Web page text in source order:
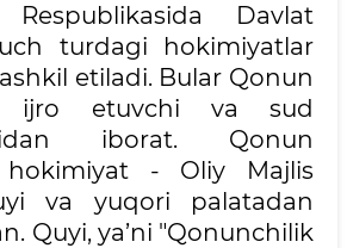
Respublikasida Davlat
turdagi hokimiyatlar
etiladi. Bular Qonun
ijro etuvchi va sud
iborat. Qonun
hokimiyat - Oliy Majlis
va yuqori palatadan
Quyi, ya’ni "Qonunchilik